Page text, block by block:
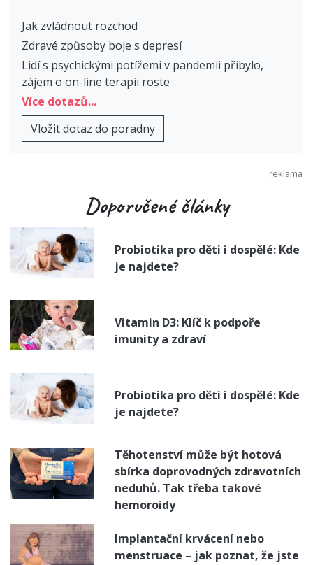
Jak zvládnout rozchod
Zdravé způsoby boje s depresí
Lidí s psychickými potížemi v pandemii přibylo,
zájem o on-line terapii roste
Více dotazů...
Vložit dotaz do poradny
Doporučené články
Probiotika pro děti i dospělé: Kde
je najdete?
Vitamin D3: Klíč k podpoře
imunity a zdraví
Probiotika pro děti i dospělé: Kde
je najdete?
Těhotenství může být hotová
sbírka doprovodných zdravotních
neduhů. Tak třeba takové
hemoroidy
Implantační krvácení nebo
menstruace – jak poznat, že jste